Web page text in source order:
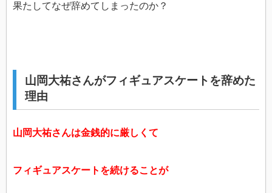
果たしてなぜ辞めてしまったのか？
山岡大祐さんがフィギュアスケートを辞めた
理由
山岡大祐さんは金銭的に厳しくて
フィギュアスケートを続けることが